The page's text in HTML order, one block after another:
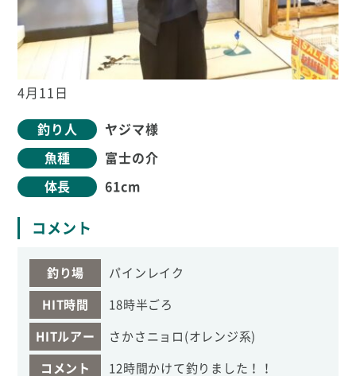
4月11日
釣り人 ヤジマ様
魚種 富士の介
体長 61cm
コメント
釣り場 パインレイク
HIT時間 18時半ごろ
HITルアー さかさニョロ(オレンジ系)
コメント 12時間かけて釣りました！！